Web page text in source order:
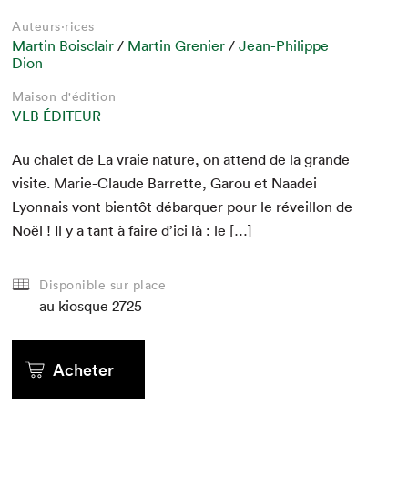
Auteurs·rices
Martin Boisclair / Martin Grenier /Jean-Philippe
Dion
Maison d'édition
VLB ÉDITEUR
Au chalet de La vraie nature, on attend de la grande
vis­ite. Marie-Claude Bar­rette, Garou et Naadei
Lyon­nais vont bien­tôt débar­quer pour le réveil­lon de
Noël ! Il y a tant à faire d’i­ci là : le […]
Disponible sur place
au kiosque 2725
Acheter